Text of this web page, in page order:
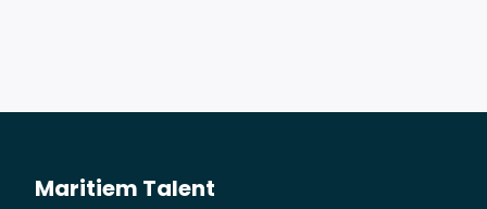
Maritiem Talent